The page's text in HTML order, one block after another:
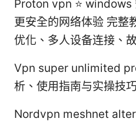
Proton vpn ⭐ windows
更安全的网络体验 完整
优化、多人设备连接、
Vpn super unlimited
析、使用指南与实操技
Nordvpn meshnet